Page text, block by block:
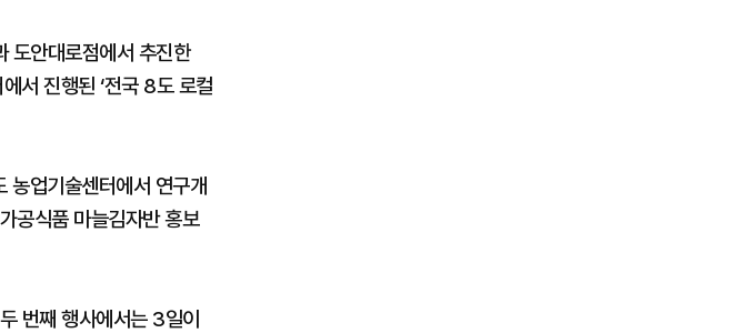
안대로점에서 추진한
서 진행된 ‘전국 8도 로컬
농업기술센터에서 연구개
공식품 마늘김자반 홍보
번째 행사에서는 3일이